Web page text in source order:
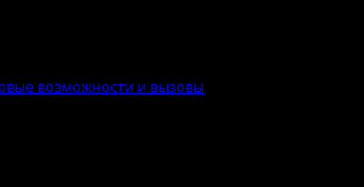
возможности и вызовы